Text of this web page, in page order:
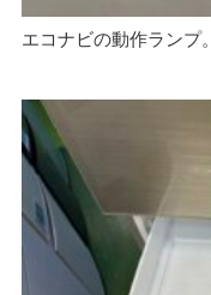
エコナビの動作ランプ。